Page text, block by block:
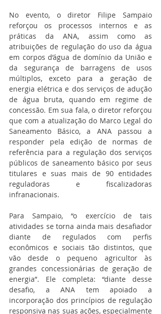
No evento, o diretor Filipe Sampaio
reforçou os processos internos e as
práticas da ANA, assim como as
atribuições de regulação do uso da água
em corpos d’água de domínio da União e
da segurança de barragens de usos
múltiplos, exceto para a geração de
energia elétrica e dos serviços de adução
de água bruta, quando em regime de
concessão. Em sua fala, o diretor reforçou
que com a atualização do Marco Legal do
Saneamento Básico, a ANA passou a
responder pela edição de normas de
referência para a regulação dos serviços
públicos de saneamento básico por seus
titulares e suas mais de 90 entidades
reguladoras e fiscalizadoras
infranacionais.
Para Sampaio, “o exercício de tais
atividades se torna ainda mais desafiador
diante de regulados com perfis
econômicos e sociais tão distintos, que
vão desde o pequeno agricultor às
grandes concessionárias de geração de
energia”. Ele completa: “diante desse
desafio, a ANA tem apoiado a
incorporação dos princípios de regulação
responsiva nas suas ações, especialmente